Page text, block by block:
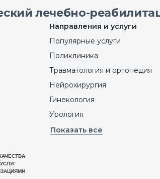
лечебно-
Направления и услуги
Популярные услуги
Поликлиника
Травматология и ортопедия
Нейрохирургия
Гинекология
Урология
Показать все